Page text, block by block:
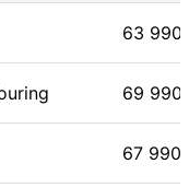
63 990
69 990
67 990